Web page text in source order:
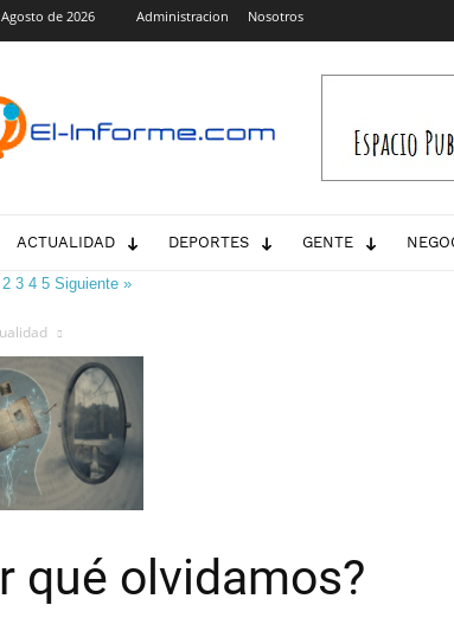
de 2026 Administracion Nosotros
ACTUALIDAD DEPORTES GENTE
2345Siguiente »
qué olvidamos?